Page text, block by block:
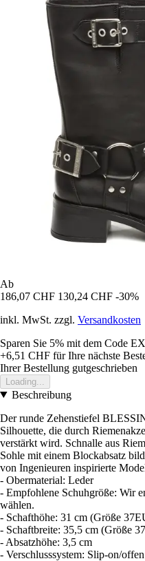
Ab
186,07 CHF 130,24 CHF -30%
inkl. MwSt. zzgl. Versandkosten
Sparen Sie 5% mit dem Code
+6,51 CHF für Ihre nächste
Ihrer Bestellung gutgeschrieben
Loading...
Beschreibung
Der runde Zehenstiefel
Silhouette, die durch
verstärkt wird. Schnalle aus
Sohle mit einem Blockabsatz
von Ingenieuren inspirierte
- Obermaterial: Leder
- Empfohlene Schuhgröße: Wir
wählen.
- Schafthöhe: 31 cm (Größe
- Schaftbreite: 35,5 cm (Größe
- Absatzhöhe: 3,5 cm
- Verschlusssystem: Slip-on/offen